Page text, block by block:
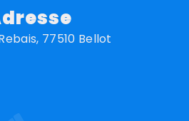
77510 Bellot